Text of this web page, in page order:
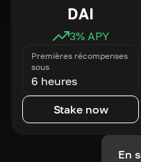
DAI
3% APY
Premières récompenses
sous
6 heures
Stake now
En